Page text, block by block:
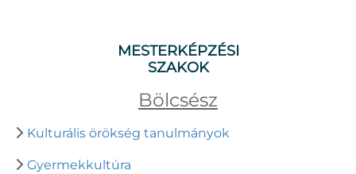
MESTERKÉPZÉSI
SZAKOK
Bölcsész
Kulturális örökség tanulmányok
Gyermekkultúra